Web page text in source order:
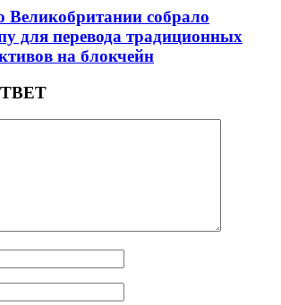
Великобритании собрало
для перевода традиционных
на блокчейн